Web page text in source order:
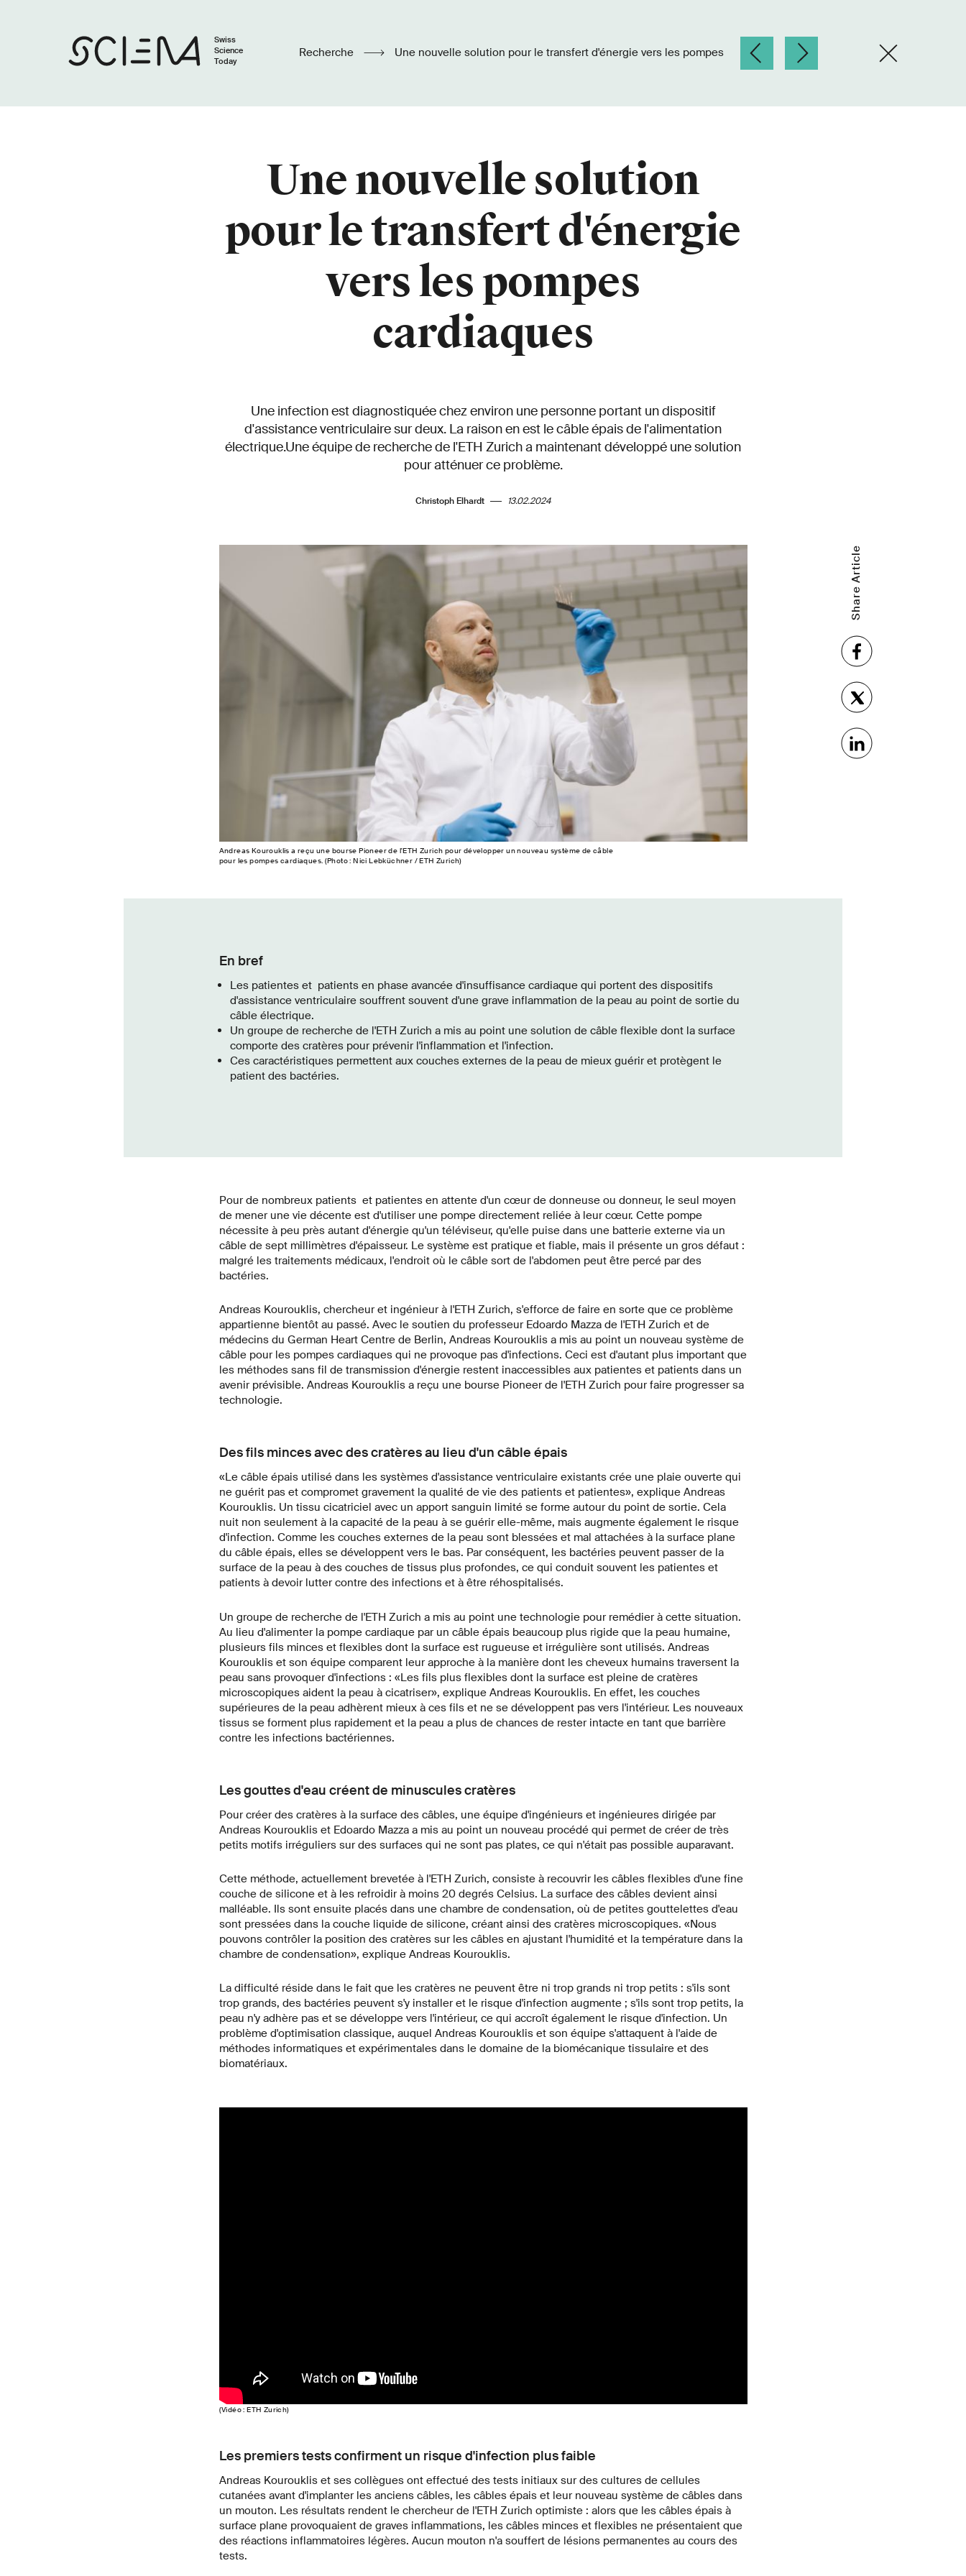
Swiss
Science
Today
Recherche
Une nouvelle solution
pour le transfert d'énergie
vers les pompes
cardiaques
Une infection est diagnostiquée chez environ une personne portant un dispositif
d'assistance ventriculaire sur deux. La raison en est le câble épais de l'alimentation
électrique.Une équipe de recherche de l'ETH Zurich a maintenant développé une solution
pour atténuer ce problème.
Christoph Elhardt 13.02.2024
Andreas Kourouklis a reçu une bourse Pioneer de l'ETH Zurich pour développer un nouveau système de câble
pour les pompes cardiaques. (Photo : Nici Lebküchner / ETH Zurich)
Share Article
En bref
Les patientes et patients en phase avancée d'insuffisance cardiaque qui portent des dispositifs
d'assistance ventriculaire souffrent souvent d'une grave inflammation de la peau au point de sortie du
câble électrique.
Un groupe de recherche de l'ETH Zurich a mis au point une solution de câble flexible dont la surface
comporte des cratères pour prévenir l'inflammation et l'infection.
Ces caractéristiques permettent aux couches externes de la peau de mieux guérir et protègent le
patient des bactéries.
Pour de nombreux patients et patientes en attente d'un cœur de donneuse ou donneur, le seul moyen
de mener une vie décente est d'utiliser une pompe directement reliée à leur cœur. Cette pompe
nécessite à peu près autant d'énergie qu'un téléviseur, qu'elle puise dans une batterie externe via un
câble de sept millimètres d'épaisseur. Le système est pratique et fiable, mais il présente un gros défaut :
malgré les traitements médicaux, l'endroit où le câble sort de l'abdomen peut être percé par des
bactéries.
Andreas Kourouklis, chercheur et ingénieur à l'ETH Zurich, s'efforce de faire en sorte que ce problème
appartienne bientôt au passé. Avec le soutien du professeur Edoardo Mazza de l'ETH Zurich et de
médecins du German Heart Centre de Berlin, Andreas Kourouklis a mis au point un nouveau système de
câble pour les pompes cardiaques qui ne provoque pas d'infections. Ceci est d'autant plus important que
les méthodes sans fil de transmission d'énergie restent inaccessibles aux patientes et patients dans un
avenir prévisible. Andreas Kourouklis a reçu une bourse Pioneer de l'ETH Zurich pour faire progresser sa
technologie.
Des fils minces avec des cratères au lieu d'un câble épais
«Le câble épais utilisé dans les systèmes d'assistance ventriculaire existants crée une plaie ouverte qui
ne guérit pas et compromet gravement la qualité de vie des patients et patientes», explique Andreas
Kourouklis. Un tissu cicatriciel avec un apport sanguin limité se forme autour du point de sortie. Cela
nuit non seulement à la capacité de la peau à se guérir elle-même, mais augmente également le risque
d'infection. Comme les couches externes de la peau sont blessées et mal attachées à la surface plane
du câble épais, elles se développent vers le bas. Par conséquent, les bactéries peuvent passer de la
surface de la peau à des couches de tissus plus profondes, ce qui conduit souvent les patientes et
patients à devoir lutter contre des infections et à être réhospitalisés.
Un groupe de recherche de l'ETH Zurich a mis au point une technologie pour remédier à cette situation.
Au lieu d'alimenter la pompe cardiaque par un câble épais beaucoup plus rigide que la peau humaine,
plusieurs fils minces et flexibles dont la surface est rugueuse et irrégulière sont utilisés. Andreas
Kourouklis et son équipe comparent leur approche à la manière dont les cheveux humains traversent la
peau sans provoquer d'infections : «Les fils plus flexibles dont la surface est pleine de cratères
microscopiques aident la peau à cicatriser», explique Andreas Kourouklis. En effet, les couches
supérieures de la peau adhèrent mieux à ces fils et ne se développent pas vers l'intérieur. Les nouveaux
tissus se forment plus rapidement et la peau a plus de chances de rester intacte en tant que barrière
contre les infections bactériennes.
Les gouttes d'eau créent de minuscules cratères
Pour créer des cratères à la surface des câbles, une équipe d'ingénieurs et ingénieures dirigée par
Andreas Kourouklis et Edoardo Mazza a mis au point un nouveau procédé qui permet de créer de très
petits motifs irréguliers sur des surfaces qui ne sont pas plates, ce qui n'était pas possible auparavant.
Cette méthode, actuellement brevetée à l'ETH Zurich, consiste à recouvrir les câbles flexibles d'une fine
couche de silicone et à les refroidir à moins 20 degrés Celsius. La surface des câbles devient ainsi
malléable. Ils sont ensuite placés dans une chambre de condensation, où de petites gouttelettes d'eau
sont pressées dans la couche liquide de silicone, créant ainsi des cratères microscopiques. «Nous
pouvons contrôler la position des cratères sur les câbles en ajustant l'humidité et la température dans la
chambre de condensation», explique Andreas Kourouklis.
La difficulté réside dans le fait que les cratères ne peuvent être ni trop grands ni trop petits : s'ils sont
trop grands, des bactéries peuvent s'y installer et le risque d'infection augmente ; s'ils sont trop petits, la
peau n'y adhère pas et se développe vers l'intérieur, ce qui accroît également le risque d'infection. Un
problème d'optimisation classique, auquel Andreas Kourouklis et son équipe s'attaquent à l'aide de
méthodes informatiques et expérimentales dans le domaine de la biomécanique tissulaire et des
biomatériaux.
(Vidéo : ETH Zurich)
Les premiers tests confirment un risque d'infection plus faible
Andreas Kourouklis et ses collègues ont effectué des tests initiaux sur des cultures de cellules
cutanées avant d'implanter les anciens câbles, les câbles épais et leur nouveau système de câbles dans
un mouton. Les résultats rendent le chercheur de l'ETH Zurich optimiste : alors que les câbles épais à
surface plane provoquaient de graves inflammations, les câbles minces et flexibles ne présentaient que
des réactions inflammatoires légères. Aucun mouton n'a souffert de lésions permanentes au cours des
tests.